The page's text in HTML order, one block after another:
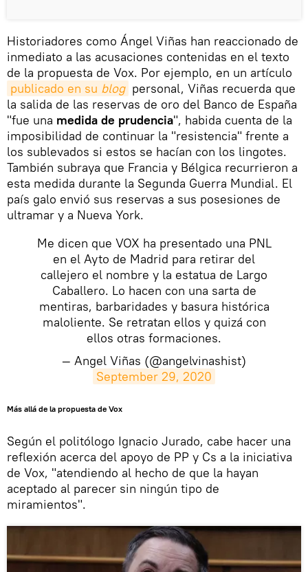
Historiadores como Ángel Viñas han reaccionado de
inmediato a las acusaciones contenidas en el texto
de la propuesta de Vox. Por ejemplo, en un artículo
publicado en su blog personal, Viñas recuerda que
la salida de las reservas de oro del Banco de España
"fue una medida de prudencia", habida cuenta de la
imposibilidad de continuar la "resistencia" frente a
los sublevados si estos se hacían con los lingotes.
También subraya que Francia y Bélgica recurrieron a
esta medida durante la Segunda Guerra Mundial. El
país galo envió sus reservas a sus posesiones de
ultramar y a Nueva York.
Me dicen que VOX ha presentado una PNL
en el Ayto de Madrid para retirar del
callejero el nombre y la estatua de Largo
Caballero. Lo hacen con una sarta de
mentiras, barbaridades y basura histórica
maloliente. Se retratan ellos y quizá con
ellos otras formaciones.
— Angel Viñas (@angelvinashist)
September 29, 2020
Más allá de la propuesta de Vox
Según el politólogo Ignacio Jurado, cabe hacer una
reflexión acerca del apoyo de PP y Cs a la iniciativa
de Vox, "atendiendo al hecho de que la hayan
aceptado al parecer sin ningún tipo de
miramientos".